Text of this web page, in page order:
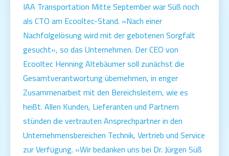
IAA Transportation Mitte September war Süß noch
als CTO am Ecooltec-Stand. »Nach einer
Nachfolgelösung wird mit der gebotenen Sorgfalt
gesucht«, so das Unternehmen. Der CEO von
Ecooltec Henning Altebäumer soll zunächst die
Gesamtverantwortung übernehmen, in enger
Zusammenarbeit mit den Bereichsleitern, wie es
heißt. Allen Kunden, Lieferanten und Partnern
stünden die vertrauten Ansprechpartner in den
Unternehmensbereichen Technik, Vertrieb und Service
zur Verfügung. »Wir bedanken uns bei Dr. Jürgen Süß